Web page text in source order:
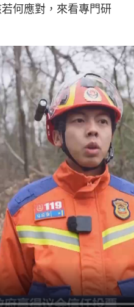
何應對，來看專門研